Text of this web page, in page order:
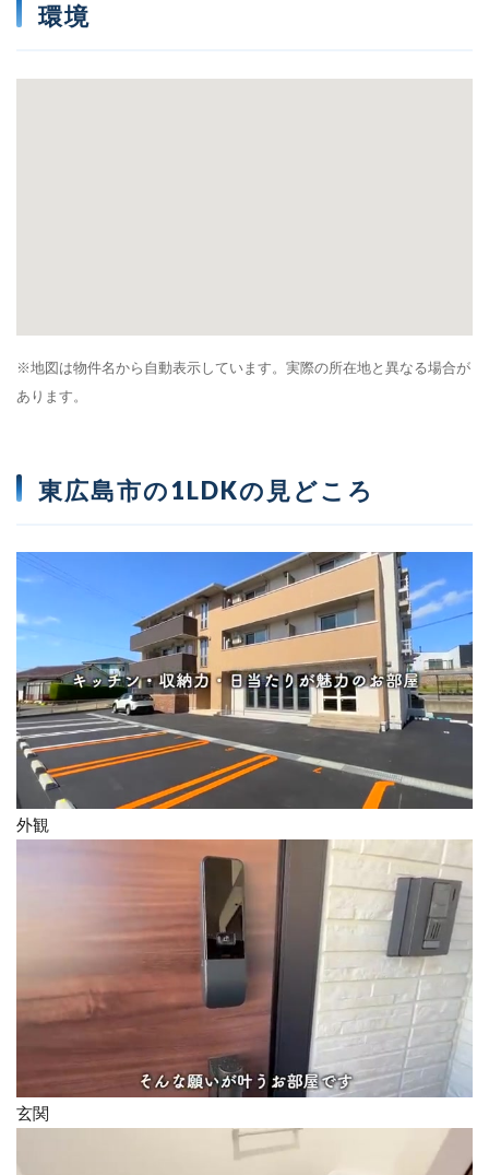
環境
※地図は物件名から自動表示しています。実際の所在地と異なる場合が
あります。
東広島市の1LDKの見どころ
外観
玄関